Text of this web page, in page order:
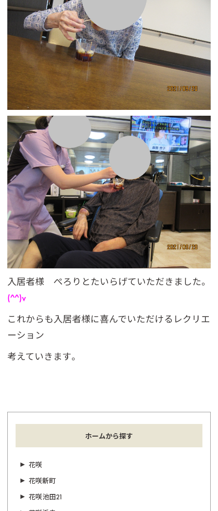
入居者様 ぺろりとたいらげていただきました。
(^^)v
これからも入居者様に喜んでいただけるレクリエ
ーション
考えていきます。
ホームから探す
花咲
花咲新町
花咲池田21